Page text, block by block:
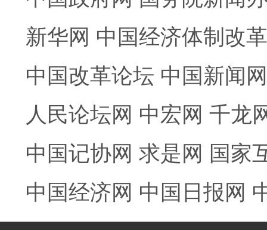
新华网 中国经济体制改
中国改革论坛 中国新闻网
人民论坛网 中宏网 千龙
中国记协网 求是网 国家
中国经济网 中国日报网